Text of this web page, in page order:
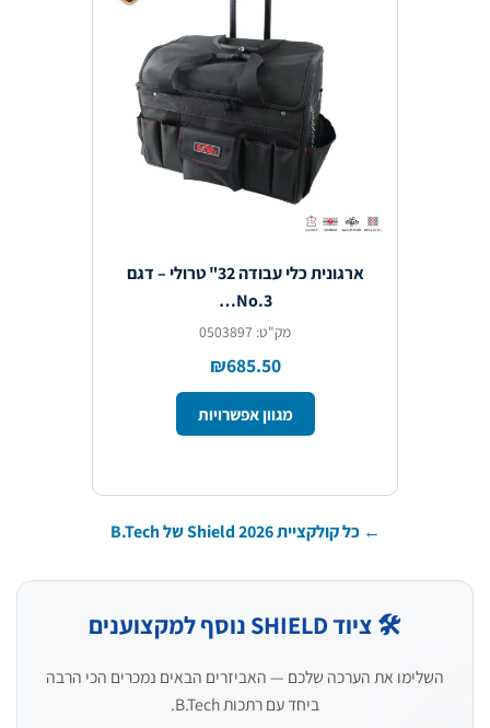
ארגונית כלי עבודה 32" טרולי – דגם
₪685.50
מגוון אפשרויות
← כל קולקציית Shield 2026 של B.Tech
🛠️ ציוד SHIELD נוסף למקצוענים
השלימו את הערכה שלכם — האביזרים הבאים נמכרים הכי הרבה
ביחד עם רתכות B.Tech.